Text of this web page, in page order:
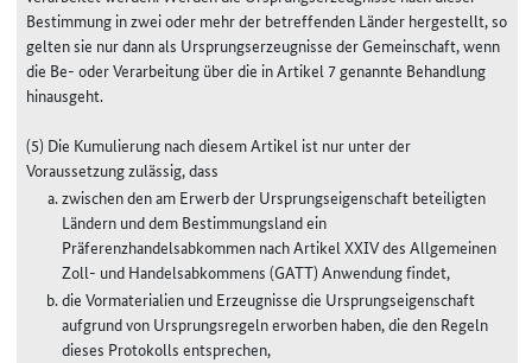
Bestimmung in zwei oder mehr der betreffenden Länder hergestellt, so
gelten sie nur dann als Ursprungserzeugnisse der Gemeinschaft, wenn
die Be- oder Verarbeitung über die in Artikel 7 genannte Behandlung
hinausgeht.
(5) Die Kumulierung nach diesem Artikel ist nur unter der
Voraussetzung zulässig, dass
zwischen den am Erwerb der Ursprungseigenschaft beteiligten
Ländern und dem Bestimmungsland ein
Präferenzhandelsabkommen nach Artikel XXIV des Allgemeinen
Zoll- und Handelsabkommens (GATT) Anwendung findet,
die Vormaterialien und Erzeugnisse die Ursprungseigenschaft
aufgrund von Ursprungsregeln erworben haben, die den Regeln
dieses Protokolls entsprechen,